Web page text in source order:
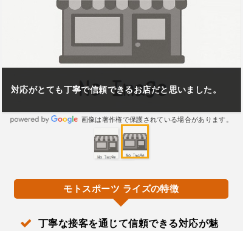
ボアアップキットの取り付けを引き受けてもらえたのが
ありがたいです。
画像は著作権で保護されている場合があります。
モトスポーツ ライズの特徴
丁寧な接客を通じて信頼できる対応が魅